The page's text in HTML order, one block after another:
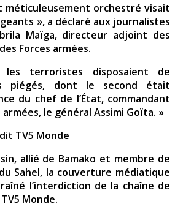
méticuleusement orchestré visait
», a déclaré aux journalistes
Maïga, directeur adjoint des
Forces armées.
les terroristes disposaient de
piégés, dont le second était
du chef de l’État, commandant
le général Assimi Goïta. »
TV5 Monde
allié de Bamako et membre de
Sahel, la couverture médiatique
l’interdiction de la chaîne de
Monde.